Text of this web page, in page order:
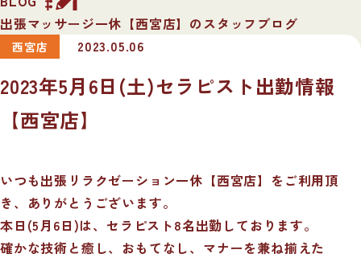
出張マッサージ一休【西宮店】のスタッフブログ
西宮店 2023.05.06
2023年5月6日(土)セラピスト出勤情報
【西宮店】
いつも出張リラクゼーション一休【西宮店】をご利用頂
き、ありがとうございます。
本日(5月6日)は、セラピスト8名出勤しております。
確かな技術と癒し、おもてなし、マナーを兼ね揃えた